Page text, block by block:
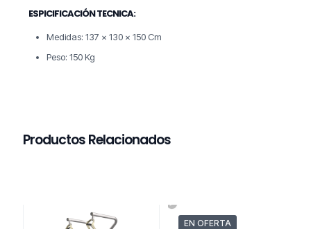
ESPICIFICACIÓN TECNICA:
Medidas: 137 x 130 x 150 Cm
Peso: 150 Kg
Productos Relacionados
EN OFERTA